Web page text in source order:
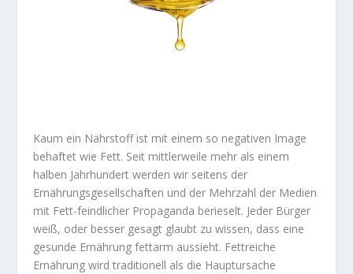
Kaum ein Nährstoff ist mit einem so negativen Image
behaftet wie Fett. Seit mittlerweile mehr als einem
halben Jahrhundert werden wir seitens der
Ernährungsgesellschaften und der Mehrzahl der Medien
mit Fett-feindlicher Propaganda berieselt. Jeder Bürger
weiß, oder besser gesagt glaubt zu wissen, dass eine
gesunde Ernährung fettarm aussieht. Fettreiche
Ernährung wird traditionell als die Hauptursache